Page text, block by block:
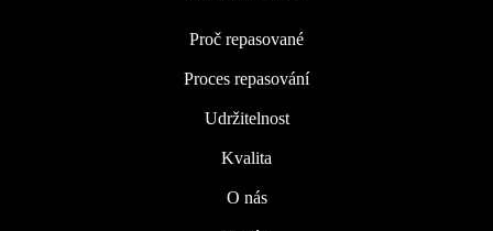
Proč repasované
Proces repasování
Udržitelnost
Kvalita
O nás